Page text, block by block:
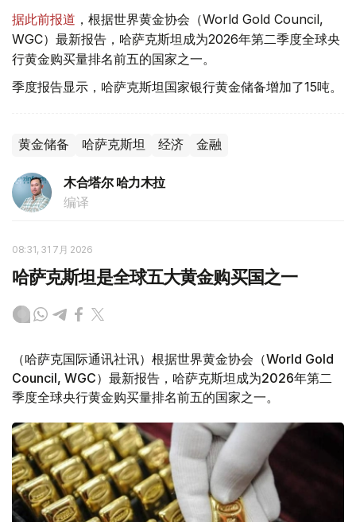
据此前报道 ，根据世界黄金协会（World Gold Council,
WGC）最新报告，哈萨克斯坦成为2026年第二季度全球央
行黄金购买量排名前五的国家之一。
季度报告显示，哈萨克斯坦国家银行黄金储备增加了15吨。
黄金储备 哈萨克斯坦 经济 金融
木合塔尔 哈力木拉
编译
08:31, 31 7月 2026
哈萨克斯坦是全球五大黄金购买国之一
（哈萨克国际通讯社讯）根据世界黄金协会（World Gold
Council, WGC）最新报告，哈萨克斯坦成为2026年第二
季度全球央行黄金购买量排名前五的国家之一。